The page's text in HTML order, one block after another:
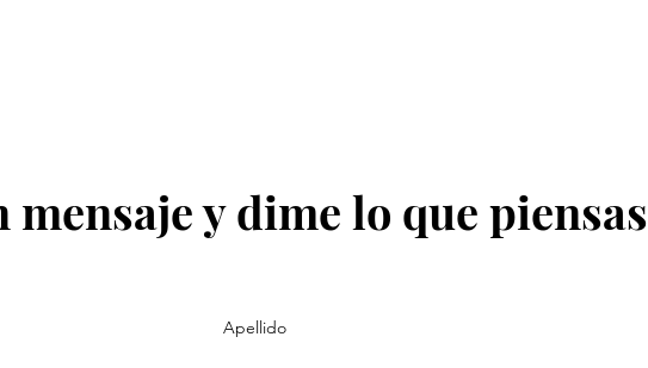
mensaje y dime lo que piensas
Apellido